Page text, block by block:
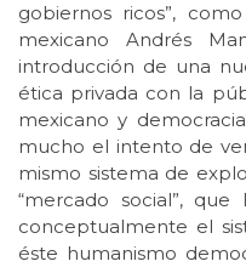
gobiernos ricos”,
mexicano Andrés
introducción de una
ética privada con la
mexicano y
mucho el intento de
mismo sistema de
“mercado social”,
conceptualmente el
éste humanismo